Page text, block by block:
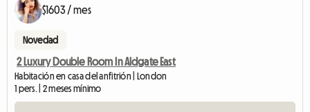
$1603 / mes
Novedad
2 Luxury Double Room In Aldgate East
Habitación en casa del anfitrión | London
1 pers. | 2 meses mínimo